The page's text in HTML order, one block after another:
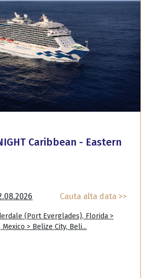
Caribbean - Eastern
Cauta alta data >>
(Port Everglades), Florida >
> Belize City, Beli...